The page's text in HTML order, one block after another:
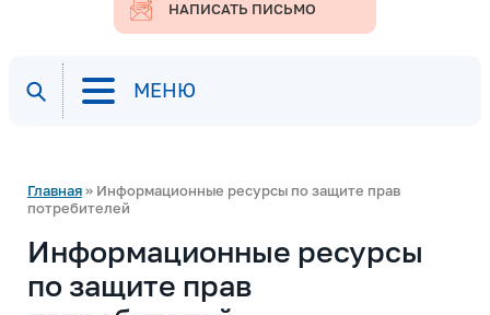
НАПИСАТЬ ПИСЬМО
МЕНЮ
Главная» Информационные ресурсы по защите прав
потребителей
Информационные ресурсы
по защите прав